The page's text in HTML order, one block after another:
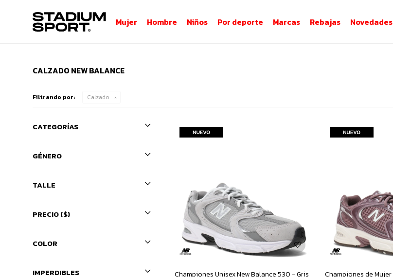
Mujer Hombre Niños Por deporte Marcas Rebajas Novedades
CALZADO NEW BALANCE
Filtrando por: Calzado
Championes Unisex New Balance 530 - Gris
CATEGORÍAS
GÉNERO
TALLE
PRECIO($)
COLOR
IMPERDIBLES